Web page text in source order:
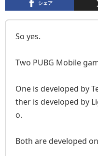
シェア
So yes.
Two PUBG Mobile
One is developed by
ther is developed by
o.
Both are developed